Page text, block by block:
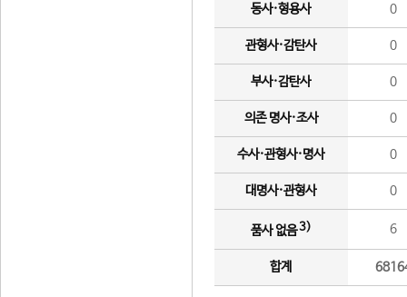
동사·형용사 0
관형사·감탄사 0
부사·감탄사 0
의존 명사·조사 0
수사·관형사·명사 0
대명사·관형사 0
품사 없음3) 6
합계